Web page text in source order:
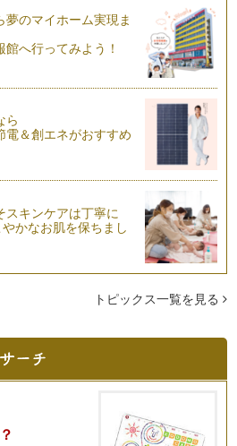
夢のマイホーム実現ま
へ行ってみよう！
ら
電＆創エネがおすすめ
スキンケアは丁寧に
かなお肌を保ちまし
トピックス一覧を見る